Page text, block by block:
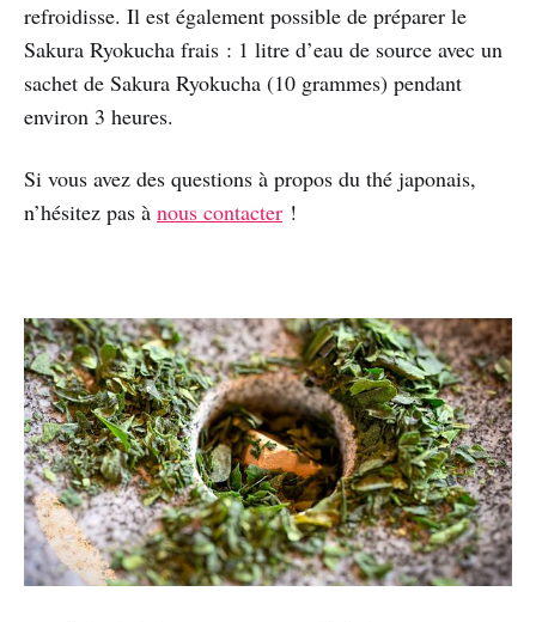
refroidisse. Il est également possible de préparer le
Sakura Ryokucha frais : 1 litre d’eau de source avec un
sachet de Sakura Ryokucha (10 grammes) pendant
environ 3 heures.
Si vous avez des questions à propos du thé japonais,
n’hésitez pas à nous contacter !